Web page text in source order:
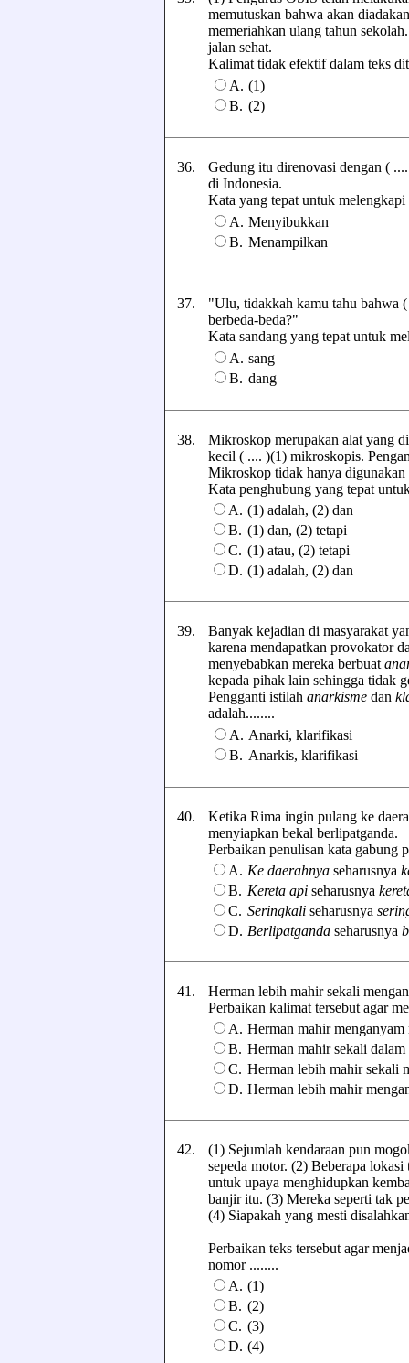
memutuskan bahwa akan
memeriahkan ulang tahun
jalan sehat.
Kalimat tidak efektif dalam teks
A. (1)
B. (2)
36.
Gedung itu direnovasi dengan (
di Indonesia.
Kata yang tepat untuk
A. Menyibukkan
B. Menampilkan
37.
"Ulu, tidakkah kamu tahu bahwa
berbeda-beda?"
Kata sandang yang tepat untuk
A. sang
B. dang
38.
Mikroskop merupakan alat yang
kecil ( .... )(1) mikroskopis.
Mikroskop tidak hanya
Kata penghubung yang tepat
A. (1) adalah, (2) dan
B. (1) dan, (2) tetapi
C. (1) atau, (2) tetapi
D. (1) adalah, (2) dan
39.
Banyak kejadian di masyarakat
karena mendapatkan provokator
menyebabkan mereka berbuat
kepada pihak lain sehingga tidak
Pengganti istilah anarkisme dan
adalah........
A. Anarki, klarifikasi
B. Anarkis, klarifikasi
40.
Ketika Rima ingin pulang ke
menyiapkan bekal berlipatganda.
Perbaikan penulisan kata gabung
A. Ke daerahnya seharusnya
B. Kereta api seharusnya
C. Seringkali seharusnya
D. Berlipatganda seharusnya
41.
Herman lebih mahir sekali
Perbaikan kalimat tersebut agar
A. Herman mahir
B. Herman mahir sekali
C. Herman lebih mahir sekali
D. Herman lebih mahir
42.
(1) Sejumlah kendaraan pun
sepeda motor. (2) Beberapa
untuk upaya menghidupkan
banjir itu. (3) Mereka seperti tak
(4) Siapakah yang mesti
Perbaikan teks tersebut agar
nomor ........
A. (1)
B. (2)
C. (3)
D. (4)